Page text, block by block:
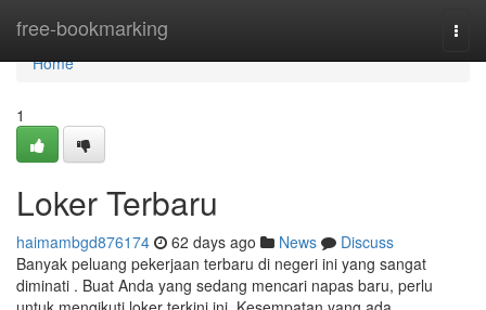
free-bookmarking
Home
Home
1
Loker Terbaru
haimambgd876174 62 days ago News
Discuss
Banyak peluang pekerjaan terbaru di negeri ini yang sangat
diminati . Buat Anda yang sedang mencari napas baru, perlu